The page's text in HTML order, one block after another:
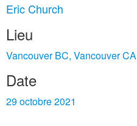
Eric Church
Lieu
Vancouver BC, Vancouver CA
Date
29 octobre 2021